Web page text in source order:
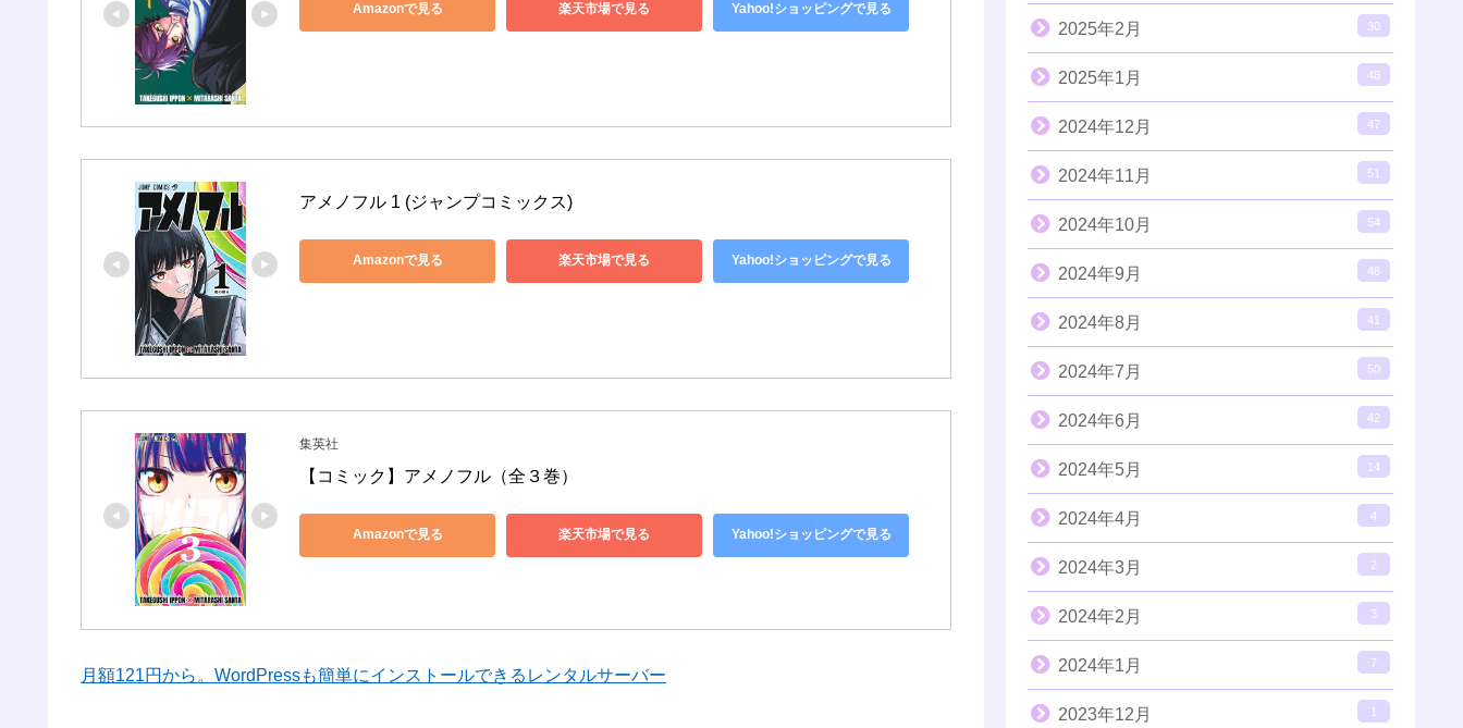
Amazonで見る 楽天市場で見る Yahoo!ショッピングで見る
アメノフル 1 (ジャンプコミックス)
Amazonで見る 楽天市場で見る Yahoo!ショッピングで見る
集英社
【コミック】アメノフル（全３巻）
Amazonで見る 楽天市場で見る Yahoo!ショッピングで見る
月額121円から。WordPressも簡単にインストールできるレンタルサーバー
2025年2月 30
2025年1月 48
2024年12月 47
2024年11月 51
2024年10月 54
2024年9月 48
2024年8月 41
2024年7月 50
2024年6月 42
2024年5月 14
2024年4月 4
2024年3月 2
2024年2月 3
2024年1月 7
2023年12月 1